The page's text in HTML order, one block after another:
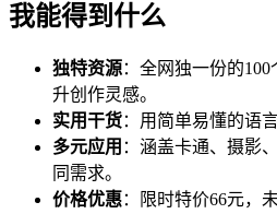
我能得到什么
独特资源：全网独一份的
升创作灵感。
实用干货：用简单易懂的语
多元应用 ：涵盖卡通、摄影
同需求。
价格优惠：限时特价66元，